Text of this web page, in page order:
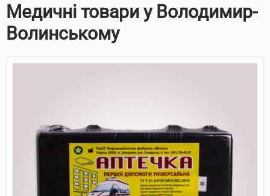
Медичні товари у Володимир-
Волинському